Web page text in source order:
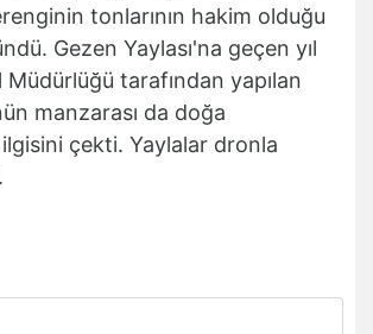
tonlarının hakim olduğu
Gezen Yaylası'na geçen yıl
Müdürlüğü tarafından yapılan
manzarası da doğa
ilgisini çekti. Yaylalar dronla